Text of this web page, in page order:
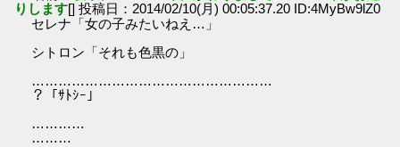
りします[] 投稿日：2014/02/10(月) 00:05:37.20 ID:4MyBw9lZ0
セレナ「女の子みたいねえ…」
シトロン「それも色黒の」
………………………………………………
？「ｻﾄｼｰ」
…………
………